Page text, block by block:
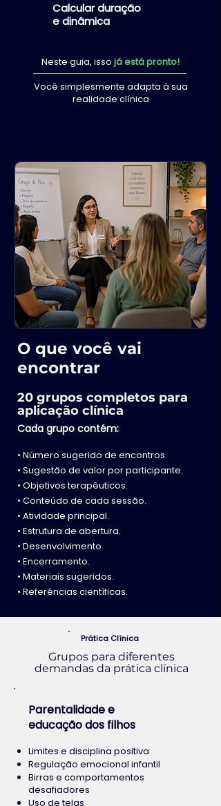
Calcular duração
e dinâmica
Neste guia, isso já está pronto!
Você simplesmente adapta à sua
realidade clínica
O que você vai
encontrar
20 grupos completos para
aplicação clínica
Cada grupo contém:
• Número sugerido de encontros.
• Sugestão de valor por participante.
• Objetivos terapêuticos.
• Conteúdo de cada sessão.
• Atividade principal.
• Estrutura de abertura.
• Desenvolvimento.
• Encerramento.
• Materiais sugeridos.
• Referências científicas.
Prática Clínica
Grupos para diferentes
demandas da prática clínica
Parentalidade e
educação dos filhos
Limites e disciplina positiva
Regulação emocional infantil
Birras e comportamentos
desafiadores
Uso de telas